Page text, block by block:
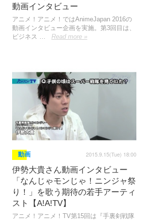
動画インタビュー
アニメ！アニメ！ではAnimeJapan 2016の
動画インタビュー企画を実施。第3回目は、
ビジネス …
Read more »
動画 2015.9.15(Tue) 18:00
伊勢大貴さん動画インタビュー
「なんじゃモンじゃ！ニンジャ祭
り！」を歌う期待の若手アーティ
スト【A!A!TV】
アニメ！アニメ！TV第15回は『手裏剣戦隊